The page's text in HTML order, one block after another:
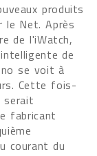
produits
le Net. Après
de l'iWatch,
de
se voit à
Cette fois-
fabricant
courant du